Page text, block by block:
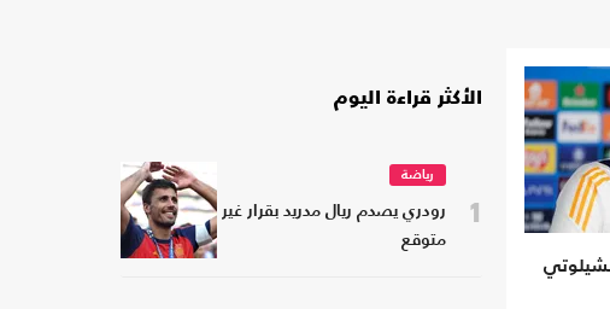
الأكثر قراءة اليوم
1
رياضة
رودري يصدم ريال مدريد بقرار غير
متوقع